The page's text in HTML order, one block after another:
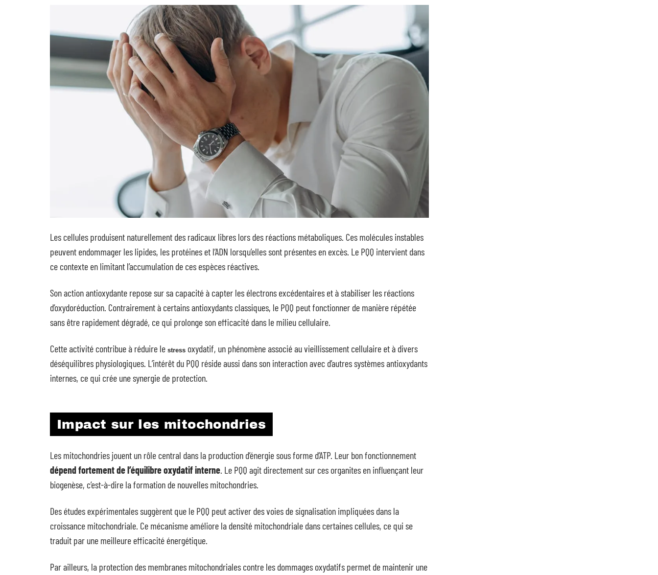
Les cellules produisent naturellement des radicaux libres lors des réactions métaboliques. Ces molécules instables
peuvent endommager les lipides, les protéines et l’ADN lorsqu’elles sont présentes en excès. Le PQQ intervient dans
ce contexte en limitant l’accumulation de ces espèces réactives.
Son action antioxydante repose sur sa capacité à capter les électrons excédentaires et à stabiliser les réactions
d’oxydoréduction. Contrairement à certains antioxydants classiques, le PQQ peut fonctionner de manière répétée
sans être rapidement dégradé, ce qui prolonge son efficacité dans le milieu cellulaire.
Cette activité contribue à réduire le stress oxydatif, un phénomène associé au vieillissement cellulaire et à divers
déséquilibres physiologiques. L’intérêt du PQQ réside aussi dans son interaction avec d’autres systèmes antioxydants
internes, ce qui crée une synergie de protection.
Impact sur les mitochondries
Les mitochondries jouent un rôle central dans la production d’énergie sous forme d’ATP. Leur bon fonctionnement
dépend fortement del’équilibre oxydatif interne. Le PQQ agit directement sur ces organites en influençant leur
biogenèse, c’est-à-dire la formation de nouvelles mitochondries.
Des études expérimentales suggèrent que le PQQ peut activer des voies de signalisation impliquées dans la
croissance mitochondriale. Ce mécanisme améliore la densité mitochondriale dans certaines cellules, ce qui se
traduit par une meilleure efficacité énergétique.
Par ailleurs, la protection des membranes mitochondriales contre les dommages oxydatifs permet de maintenir une